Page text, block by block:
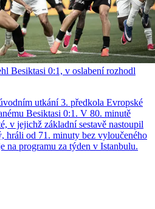
Besiktasi 0:1, v oslabení rozhodl
utkání 3. předkola Evropské
Besiktasi 0:1. V 80. minutě
v jejichž základní sestavě nastoupil
hráli od 71. minuty bez vyloučeného
na programu za týden v Istanbulu.